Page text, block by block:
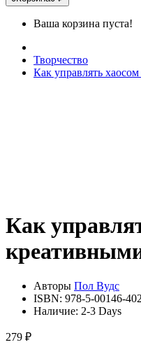
Ваша корзина пуста!
Творчество
Как управлять
Как
Авторы Пол Вудс
ISBN: 978-5-00146-
Наличие: 2-3 Days
279 ₽